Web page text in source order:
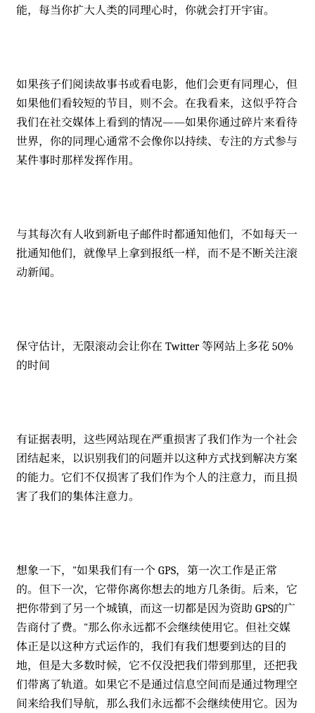
能，每当你扩大人类的同理心时，你就会打开宇宙。
如果孩子们阅读故事书或看电影，他们会更有同理心，但
如果他们看较短的节目，则不会。在我看来，这似乎符合
我们在社交媒体上看到的情况——如果你通过碎片来看待
世界，你的同理心通常不会像你以持续、专注的方式参与
某件事时那样发挥作用。
与其每次有人收到新电子邮件时都通知他们，不如每天一
批通知他们，就像早上拿到报纸一样，而不是不断关注滚
动新闻。
保守估计，无限滚动会让你在 Twitter 等网站上多花 50%
的时间
有证据表明，这些网站现在严重损害了我们作为一个社会
团结起来，以识别我们的问题并以这种方式找到解决方案
的能力。它们不仅损害了我们作为个人的注意力，而且损
害了我们的集体注意力。
想象一下，"如果我们有一个 GPS，第一次工作是正常
的。但下一次，它带你离你想去的地方几条街。后来，它
把你带到了另一个城镇，而这一切都是因为资助 GPS的广
告商付了费。"那么你永远都不会继续使用它。但社交媒
体正是以这种方式运作的，我们有我们想要到达的目的
地，但是大多数时候，它不仅没把我们带到那里，还把我
们带离了轨道。如果它不是通过信息空间而是通过物理空
间来给我们导航，那么我们永远都不会继续使用它。因为